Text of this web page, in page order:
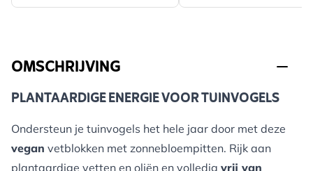
OMSCHRIJVING
PLANTAARDIGE ENERGIE VOOR TUINVOGELS
Ondersteun je tuinvogels het hele jaar door met deze
vegan vetblokken met zonnebloempitten. Rijk aan
plantaardige vetten en oliën en volledig vrij van